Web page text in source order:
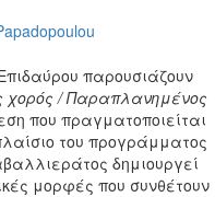
παρουσιάζουν
χορός / Παραπλανημένος
που πραγματοποιείται
του προγράμματος
δημιουργεί
μορφές που συνθέτουν